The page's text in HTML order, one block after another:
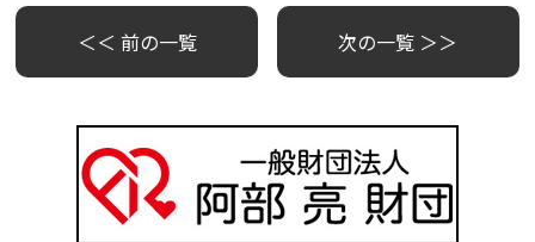
＜＜ 前の一覧 次の一覧 ＞＞